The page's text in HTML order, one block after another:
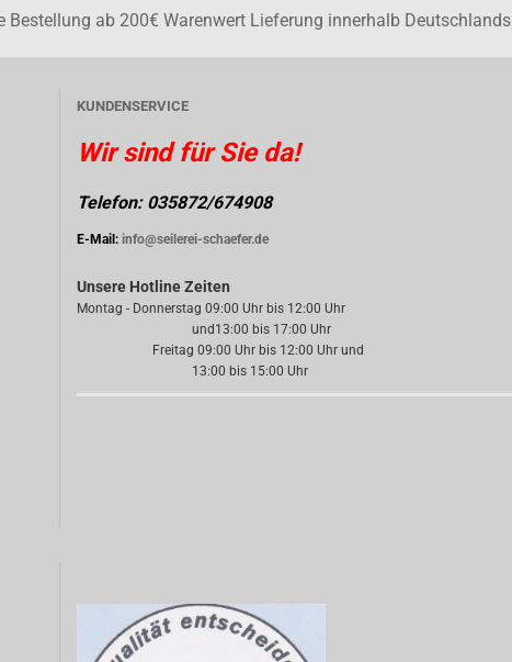
ab 200€ Warenwert Lieferung innerhalb Deutschlands
KUNDENSERVICE
Wir sind für Sie da!
Telefon: 035872/674908
E-Mail: info@seilerei-schaefer.de
Unsere Hotline Zeiten
Montag - Donnerstag 09:00 Uhr bis 12:00 Uhr
und13:00 bis 17:00 Uhr
Freitag 09:00 Uhr bis 12:00 Uhr und
13:00 bis 15:00 Uhr